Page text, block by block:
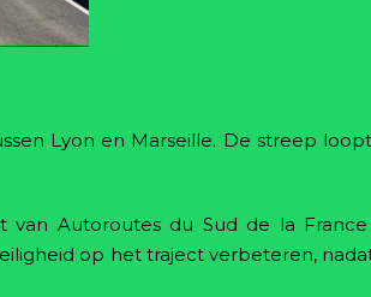
Lyon en Marseille. De streep
Autoroutes du Sud de la France
op het traject verbeteren,